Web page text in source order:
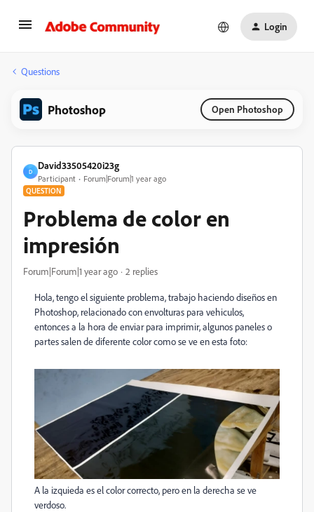
Login
Questions
Photoshop Open Photoshop
D
David33505420i23g
Participant Forum|Forum|1 year ago
QUESTION
Problema de color en
impresión
Forum|Forum|1 year ago 2 replies
Hola, tengo el siguiente problema, trabajo haciendo diseños en
Photoshop, relacionado con envolturas para vehiculos,
entonces a la hora de enviar para imprimir, algunos paneles o
partes salen de diferente color como se ve en esta foto:
A la izquieda es el color correcto, pero en la derecha se ve
verdoso.